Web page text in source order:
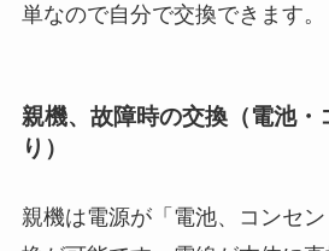
単なので自分で交換できます。
親機、故障時の交換（電池・
り）
親機は電源が「電池、コンセ